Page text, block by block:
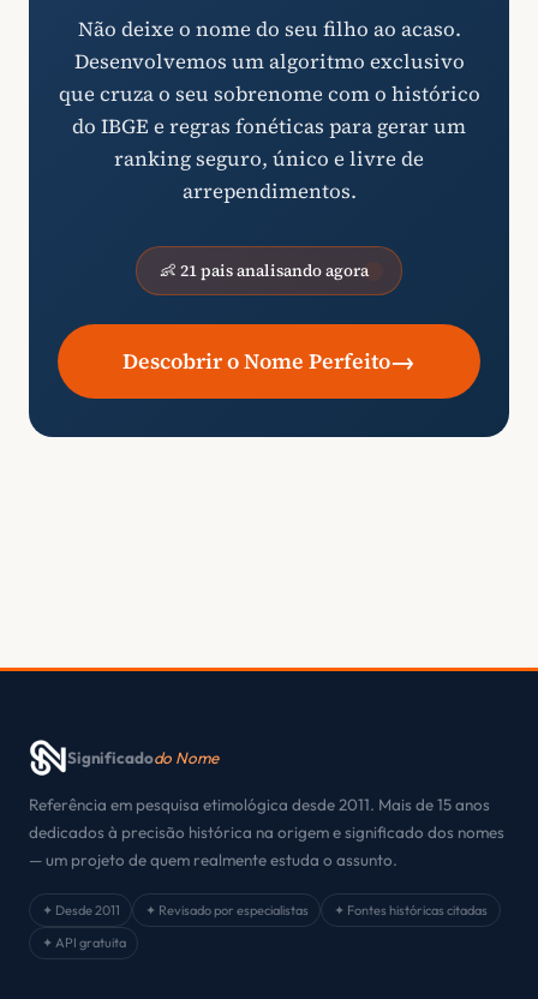
Não deixe o nome do seu filho ao acaso.
Desenvolvemos um algoritmo exclusivo
que cruza o seu sobrenome com o histórico
do IBGE e regras fonéticas para gerar um
ranking seguro, único e livre de
arrependimentos.
👶 21 pais analisando agora
Descobrir o Nome Perfeito→
Significadodo Nome
Referência em pesquisa etimológica desde 2011. Mais de 15 anos
dedicados à precisão histórica na origem e significado dos nomes
— um projeto de quem realmente estuda o assunto.
✦ Desde 2011 ✦ Revisado por especialistas
✦ Fontes históricas citadas
✦ API gratuita